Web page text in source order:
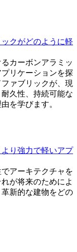
クがどのように軽
カーボンアラミッ
リケーションを探
ァブリックが、現
久性、持続可能な
を学びます。
り強力で軽いアプ
アーキテクチャを
が将来のためによ
新的な建物をどの